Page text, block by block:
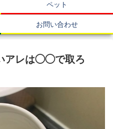
ペット
お問い合わせ
アレは◯◯で取ろ